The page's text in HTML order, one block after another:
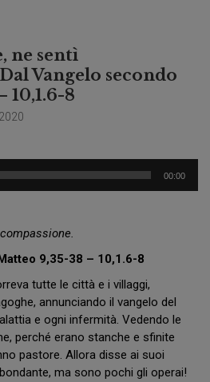
ne sentì
Vangelo secondo
10,1.6-8
00:00
9,35-38 – 10,1.6-8
tutte le città e i villaggi,
annunciando il vangelo del
e ogni infermità. Vedendo le
perché erano stanche e sfinite
pastore. Allora disse ai suoi
ma sono pochi gli operai!